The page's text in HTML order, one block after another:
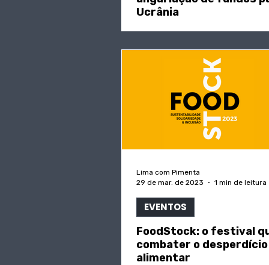
Ucrânia
Lima com Pimenta
29 de mar. de 2023
1 min de leitura
EVENTOS
FoodStock: o festival
combater o desperdício
alimentar